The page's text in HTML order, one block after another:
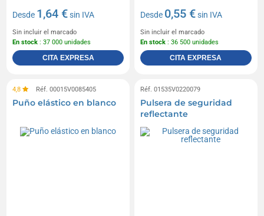
Desde 1,64 €sin IVA
Sin incluir el marcado
En stock : 37 000 unidades
CITA EXPRESA
Desde 0,55 €sin IVA
Sin incluir el marcado
En stock : 36 500 unidades
CITA EXPRESA
4,8 Réf. 00015V0085405
Puño elástico en blanco
Réf. 01535V0220079
Pulsera de seguridad
reflectante